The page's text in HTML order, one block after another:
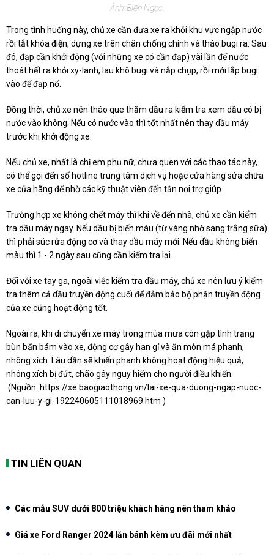
Ảnh: Biển Ngọc.
Trong tình huống này, chủ xe cần đưa xe ra khỏi khu vực ngập nước
rồi tắt khóa điện, dựng xe trên chân chống chính và tháo bugi ra. Sau
đó, đạp cần khởi động (với những xe có cần đạp) vài lần để nước
thoát hết ra khỏi xy-lanh, lau khô bugi và nắp chụp, rồi mới lắp bugi
vào để đạp nổ.
Đồng thời, chủ xe nên tháo que thăm dầu ra kiểm tra xem dầu có bị
nước vào không. Nếu có nước vào thì tốt nhất nên thay dầu máy
trước khi khởi động xe.
Nếu chủ xe, nhất là chị em phụ nữ, chưa quen với các thao tác này,
có thể gọi đến số hotline trung tâm dịch vụ hoặc cửa hàng sửa chữa
xe của hãng để nhờ các kỹ thuật viên đến tận nơi trợ giúp.
Trường hợp xe không chết máy thì khi về đến nhà, chủ xe cần kiểm
tra dầu máy ngay. Nếu dầu bị biến màu (từ vàng nhờ sang trắng sữa)
thì phải súc rửa động cơ và thay dầu máy mới. Nếu dầu không biến
màu thì 1 - 2 ngày sau cũng cần kiểm tra lại.
Đối với xe tay ga, ngoài việc kiểm tra dầu máy, chủ xe nên lưu ý kiểm
tra thêm cả dầu truyền động cuối để đảm bảo bộ phận truyền động
của xe cũng hoạt động tốt.
Ngoài ra, khi di chuyển xe máy trong mùa mưa còn gặp tình trạng
bùn bẩn bám vào xe, động cơ gây han gỉ và ăn mòn má phanh,
nhông xích. Lâu dần sẽ khiến phanh không hoạt động hiệu quả,
nhông xích bị đứt, chão gây nguy hiểm cho người điều khiển.
(Nguồn: https://xe.baogiaothong.vn/lai-xe-qua-duong-ngap-nuoc-
can-luu-y-gi-192240605111018969.htm )
TIN LIÊN QUAN
Các mẫu SUV dưới 800 triệu khách hàng nên tham khảo
Giá xe Ford Ranger 2024 lăn bánh kèm ưu đãi mới nhất